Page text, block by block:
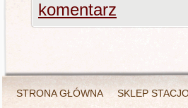
komentarz
STRONA GŁÓWNA SKLEP